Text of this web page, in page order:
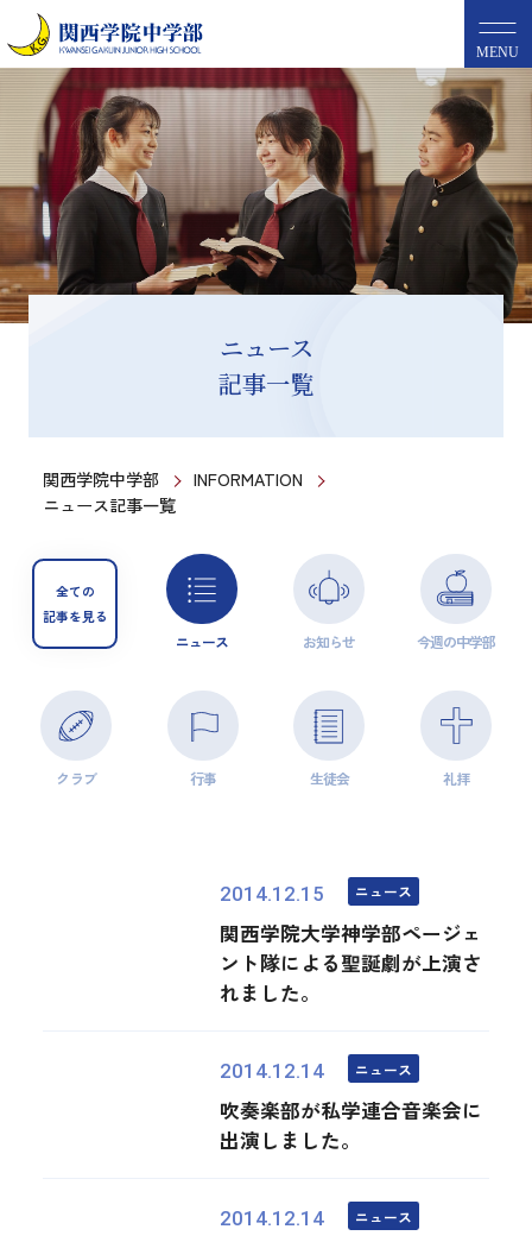
MENU
ニュース
記事一覧
関西学院中学部
INFORMATION
ニュース記事一覧
全ての
記事を見る
ニュース お知らせ 今週の中学部
クラブ 行事 生徒会 礼拝
2014.12.15 ニュース
関西学院大学神学部ページェ
ント隊による聖誕劇が上演さ
れました。
2014.12.14 ニュース
吹奏楽部が私学連合音楽会に
出演しました。
2014.12.14 ニュース